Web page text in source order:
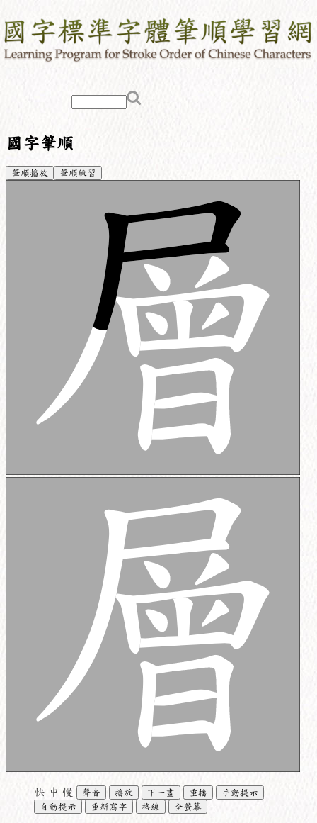
國字筆順
筆順播放 筆順練習
快 中 慢 聲音 播放 下一畫 重播
手動提示
自動提示
重新寫字 格線 全螢幕